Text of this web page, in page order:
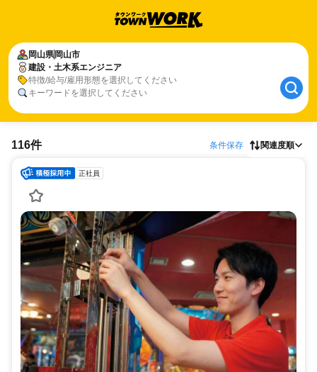
岡山県 岡山市
建設・土木系エンジニア
特徴/給与/雇用形態を選択してください
キーワードを選択してください
116件 条件保存 関連度順
正社員